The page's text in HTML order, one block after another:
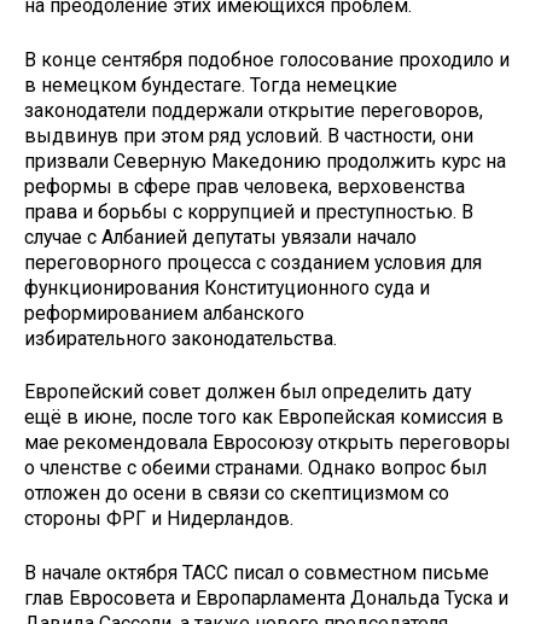
на преодоление этих имеющихся проблем.
В конце сентября подобное голосование проходило и
в немецком бундестаге. Тогда немецкие
законодатели поддержали открытие переговоров,
выдвинув при этом ряд условий. В частности, они
призвали Северную Македонию продолжить курс на
реформы в сфере прав человека, верховенства
права и борьбы с коррупцией и преступностью. В
случае с Албанией депутаты увязали начало
переговорного процесса с созданием условия для
функционирования Конституционного суда и
реформированием албанского
избирательного законодательства.
Европейский совет должен был определить дату
ещё в июне, после того как Европейская комиссия в
мае рекомендовала Евросоюзу открыть переговоры
о членстве с обеими странами. Однако вопрос был
отложен до осени в связи со скептицизмом со
стороны ФРГ и Нидерландов.
В начале октября ТАСС писал о совместном письме
глав Евросовета и Европарламента Дональда Туска и